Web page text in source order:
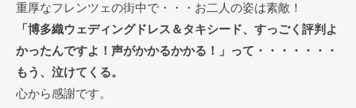
重厚なフレンツェの街中で・・・お二人の姿は素敵！
「博多織ウェディングドレス＆タキシード、すっごく評判よ
かったんですよ！声がかかるかかる！」って・・・・・・・
もう、泣けてくる。
心から感謝です。